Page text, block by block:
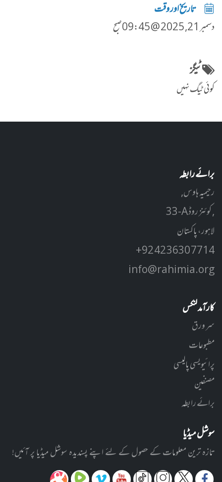
تاریخ اور وقت
دسمبر 21, 2025 @ 09:45صبح
ٹیگز
کوئی ٹیگ نہیں
برائے رابطہ
رحیمیہ ہاوس,
33-A کوئنز روڈ ,
لاہور، پاکستان
+92 42 3630 7714
info@rahimia.org
کارآمد لنکس
سر ورق
مطبوعات
پرائیویسی پالیسی
مصنفین
برائے رابطہ
سوشل میڈیا
تازہ ترین معلومات کے حصول کے لئے اپنے پسندیدہ سوشل میڈیا پر آئیں!